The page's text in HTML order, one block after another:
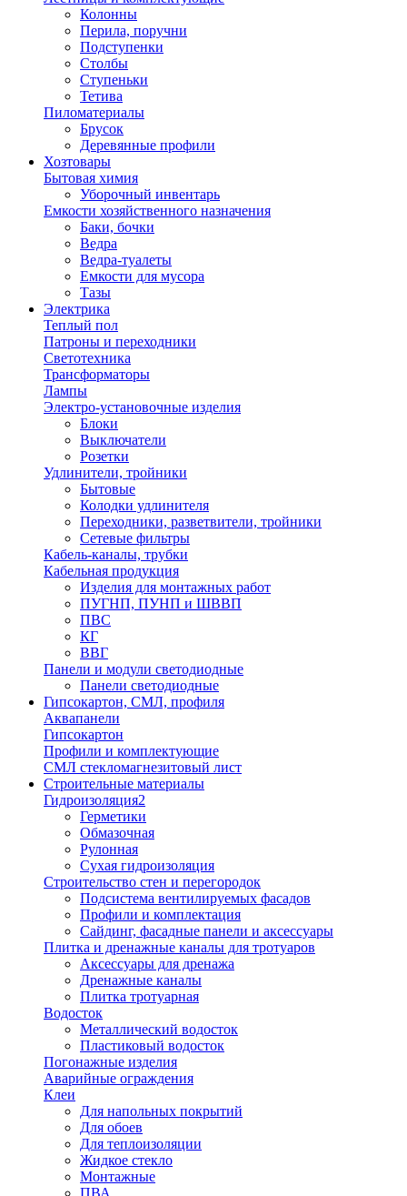
Колонны
Перила, поручни
Подступенки
Столбы
Ступеньки
Тетива
Пиломатериалы
Брусок
Деревянные профили
Хозтовары
Бытовая химия
Уборочный инвентарь
Емкости хозяйственного назначения
Баки, бочки
Ведра
Ведра-туалеты
Емкости для мусора
Тазы
Электрика
Теплый пол
Патроны и переходники
Светотехника
Трансформаторы
Лампы
Электро-установочные изделия
Блоки
Выключатели
Розетки
Удлинители, тройники
Бытовые
Колодки удлинителя
Переходники, разветвители, тройники
Сетевые фильтры
Кабель-каналы, трубки
Кабельная продукция
Изделия для монтажных работ
ПУГНП, ПУНП и ШВВП
ПВС
КГ
ВВГ
Панели и модули светодиодные
Панели светодиодные
Гипсокартон, СМЛ, профиля
Аквапанели
Гипсокартон
Профили и комплектующие
СМЛ стекломагнезитовый лист
Строительные материалы
Гидроизоляция2
Герметики
Обмазочная
Рулонная
Сухая гидроизоляция
Строительство стен и перегородок
Подсистема вентилируемых фасадов
Профили и комплектация
Сайдинг, фасадные панели и аксессуары
Плитка и дренажные каналы для тротуаров
Аксессуары для дренажа
Дренажные каналы
Плитка тротуарная
Водосток
Металлический водосток
Пластиковый водосток
Погонажные изделия
Аварийные ограждения
Клеи
Для напольных покрытий
Для обоев
Для теплоизоляции
Жидкое стекло
Монтажные
ПВА